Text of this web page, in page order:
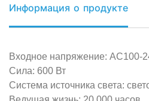
Информация о продукте